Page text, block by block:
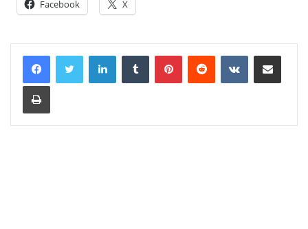
Facebook X
LinkedInTumblr PinterestReddit VKontakteShare via Email
Print